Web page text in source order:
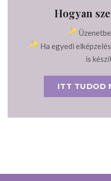
Hogyan
Ha egyedi
is
ITT TUDOD